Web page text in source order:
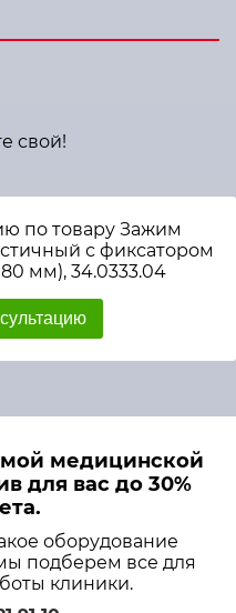
свой!
по товару Зажим
с фиксатором
мм), 34.0333.04
медицинской
для вас до 30%
оборудование
подберем все для
клиники.